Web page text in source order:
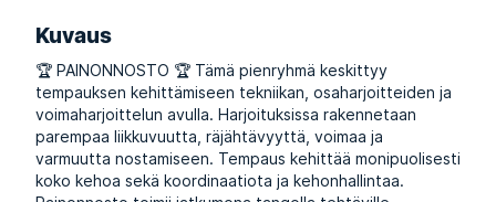
Kuvaus
🏆 PAINONNOSTO 🏆 Tämä pienryhmä keskittyy
tempauksen kehittämiseen tekniikan, osaharjoitteiden ja
voimaharjoittelun avulla. Harjoituksissa rakennetaan
parempaa liikkuvuutta, räjähtävyyttä, voimaa ja
varmuutta nostamiseen. Tempaus kehittää monipuolisesti
koko kehoa sekä koordinaatiota ja kehonhallintaa.